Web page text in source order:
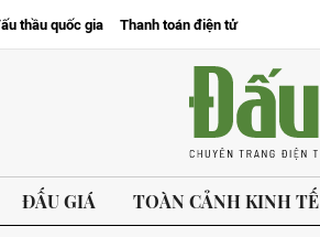
thầu quốc gia Thanh toán điện tử
ĐẤU GIÁ TOÀN CẢNH KINH TẾ